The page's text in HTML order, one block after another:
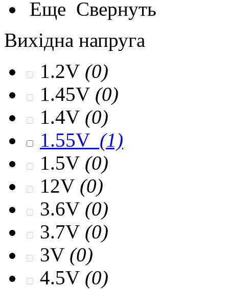
Еще Свернуть
Вихідна напруга
1.2V (0)
1.45V (0)
1.4V (0)
1.55V (1)
1.5V (0)
12V (0)
3.6V (0)
3.7V (0)
3V (0)
4.5V (0)